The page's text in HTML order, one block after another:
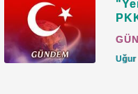
için, Hazret-i Allah'ın
sevgi kalbe
çocukların edep ve